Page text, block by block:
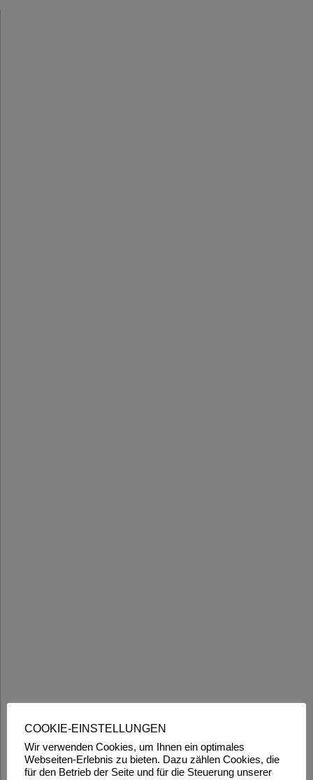
COOKIE-EINSTELLUNGEN
Wir verwenden Cookies, um Ihnen ein optimales
Webseiten-Erlebnis zu bieten. Dazu zählen Cookies, die
für den Betrieb der Seite und für die Steuerung unserer